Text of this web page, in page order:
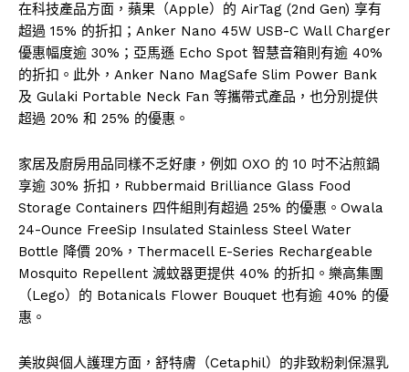
在科技產品方面，蘋果（Apple）的 AirTag (2nd Gen) 享有
超過 15% 的折扣；Anker Nano 45W USB-C Wall Charger
優惠幅度逾 30%；亞馬遜 Echo Spot 智慧音箱則有逾 40%
的折扣。此外，Anker Nano MagSafe Slim Power Bank
及 Gulaki Portable Neck Fan 等攜帶式產品，也分別提供
超過 20% 和 25% 的優惠。
家居及廚房用品同樣不乏好康，例如 OXO 的 10 吋不沾煎鍋
享逾 30% 折扣，Rubbermaid Brilliance Glass Food
Storage Containers 四件組則有超過 25% 的優惠。Owala
24-Ounce FreeSip Insulated Stainless Steel Water
Bottle 降價 20%，Thermacell E-Series Rechargeable
Mosquito Repellent 滅蚊器更提供 40% 的折扣。樂高集團
（Lego）的 Botanicals Flower Bouquet 也有逾 40% 的優
惠。
美妝與個人護理方面，舒特膚（Cetaphil）的非致粉刺保濕乳